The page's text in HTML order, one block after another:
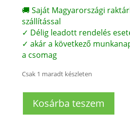
🚚 Saját Magyarországi
szállítással
✓ Délig leadott rendelés
✓ akár a következő
a csomag
Csak 1 maradt készleten
MUM9Kosárba teszem